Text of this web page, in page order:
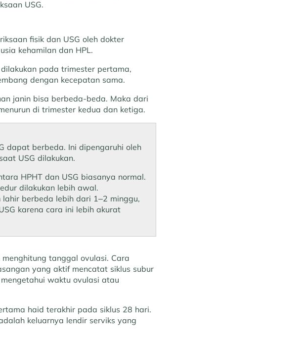
USG.
fisik dan USG oleh dokter
kehamilan dan HPL.
pada trimester pertama,
dengan kecepatan sama.
janin bisa berbeda-beda. Maka dari
di trimester kedua dan ketiga.
dapat berbeda. Ini dipengaruhi oleh
USG dilakukan.
HPHT dan USG biasanya normal.
dilakukan lebih awal.
berbeda lebih dari 1–2 minggu,
karena cara ini lebih akurat
tanggal ovulasi. Cara
yang aktif mencatat siklus subur
waktu ovulasi atau
haid terakhir pada siklus 28 hari.
keluarnya lendir serviks yang